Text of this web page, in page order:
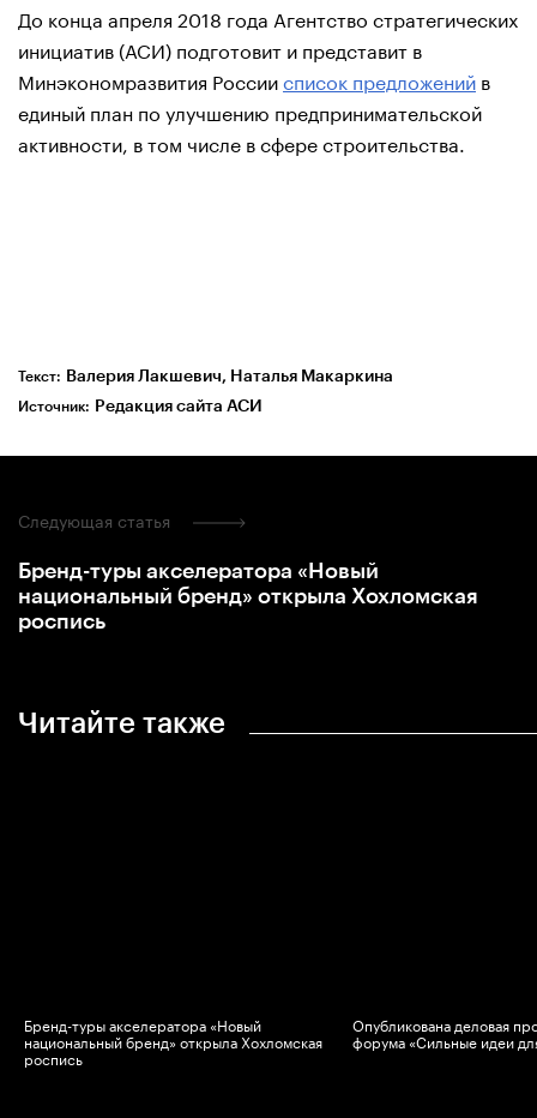
До конца апреля 2018 года Агентство стратегических
инициатив (АСИ) подготовит и представит в
Минэкономразвития Россиисписок предложений в
единый план по улучшению предпринимательской
активности, в том числе в сфере строительства.
Текст: Валерия Лакшевич, Наталья Макаркина
Источник: Редакция сайта АСИ
Читайте также
Бренд-туры акселератора «Новый
национальный бренд» открыла Хохломская
роспись
Опубликована деловая
форума «Сильные идеи
Следующая статья
Бренд-туры акселератора «Новый
национальный бренд» открыла Хохломская
роспись